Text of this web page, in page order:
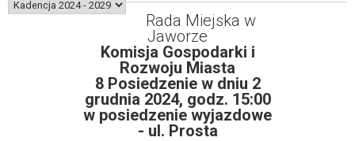
Rada Miejska w
Jaworze
Komisja Gospodarki i
Rozwoju Miasta
8 Posiedzenie w dniu 2
grudnia 2024, godz. 15:00
w posiedzenie wyjazdowe
- ul. Prosta